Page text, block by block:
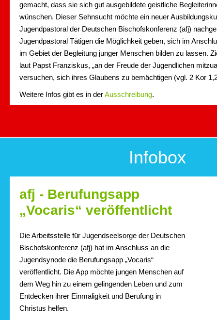
gemacht, dass sie sich gut ausgebildete geistliche
wünschen. Dieser Sehnsucht möchte ein neuer
Jugendpastoral der Deutschen Bischofskonferenz (afj)
Jugendpastoral Tätigen die Möglichkeit geben, sich im
im Gebiet der Begleitung junger Menschen bilden zu lassen.
laut Papst Franziskus, „an der Freude der Jugendlichen
versuchen, sich ihres Glaubens zu bemächtigen (vgl. 2 Kor
Weitere Infos gibt es in derAusschreibung.
Infobox
afj - Berufungsapp
„Vocaris“ veröffentlicht
Die Arbeitsstelle für Jugendseelsorge der Deutschen
Bischofskonferenz (afj) hat im Anschluss an die
Jugendsynode die Berufungsapp „Vocaris“
veröffentlicht. Die App möchte jungen Menschen auf
dem Weg hin zu einem gelingenden Leben und zum
Entdecken ihrer Einmaligkeit und Berufung in
Christus helfen.